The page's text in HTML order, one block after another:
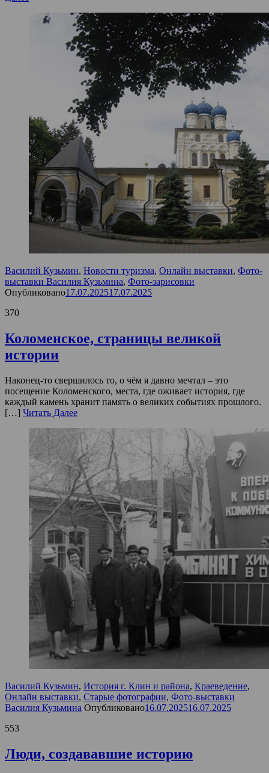
Василий Кузьмин, Новости туризма, Онлайн выставки, Фото-
выставки Василия Кузьмина, Фото-зарисовки
Опубликовано17.07.202517.07.2025
370
Коломенское, страницы великой
истории
Наконец-то свершилось то, о чём я давно мечтал – это
посещение Коломенского, места, где оживает история, где
каждый камень хранит память о великих событиях прошлого.
[…] Читать Далее
Василий Кузьмин, История г. Клин и района, Краеведение,
Онлайн выставки, Старые фотографии, Фото-выставки
Василия Кузьмина Опубликовано16.07.202516.07.2025
553
Люди, создававшие историю